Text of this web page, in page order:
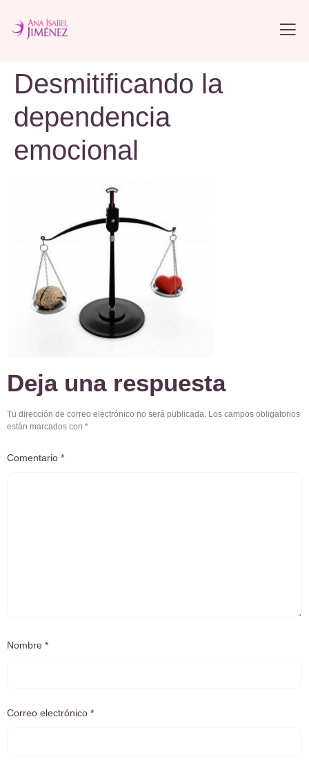
Desmitificando la
dependencia
emocional
Deja una respuesta
Tu dirección de correo electrónico no será publicada. Los campos obligatorios
están marcados con *
Comentario *
Nombre *
Correo electrónico *